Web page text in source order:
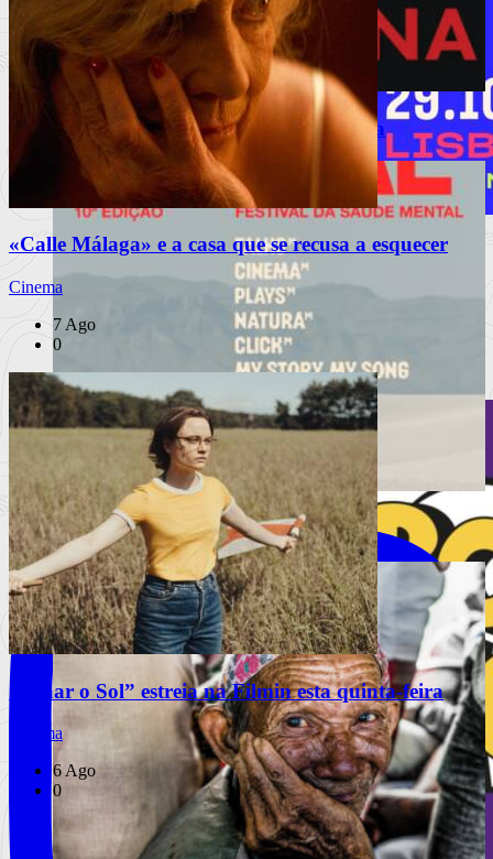
Arte Pela Palestina regressa a Lisboa
Festival Mental celebra 10 anos
MEO Commedia A La Carte Fest
reforça cartaz com novos espetáculos
Porchat, Mourão, Vicente e Miranda, The Umbilical Brothers,
Matilde Brey
Ler mais+
«Calle Málaga» e a casa que se recusa a esquecer
Cinema
7 Ago
0
“Olhar o Sol” estreia na Filmin esta quinta-feira
Cinema
6 Ago
0
INSTAGRAM